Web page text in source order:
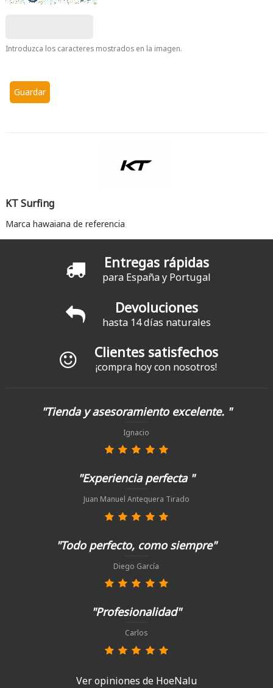
Introduzca los caracteres mostrados en la imagen.
KT Surfing
Marca hawaiana de referencia
Entregas rápidas
para España y Portugal
Devoluciones
hasta 14 días naturales
Clientes satisfechos
¡compra hoy con nosotros!
"Tienda y asesoramiento excelente. "
Ignacio
"Experiencia perfecta "
Juan Manuel Antequera Tirado
"Todo perfecto, como siempre"
Diego García
"Profesionalidad"
Carlos
Ver opiniones de HoeNalu